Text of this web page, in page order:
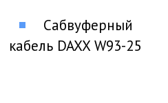
Сабвуферный
кабель DAXX W93-25